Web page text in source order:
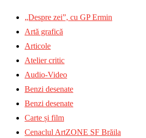
„Despre zei”, cu GP Ermin
Artă grafică
Articole
Atelier critic
Audio-Video
Benzi desenate
Benzi desenate
Carte și film
Cenaclul ArtZONE SF Brăila